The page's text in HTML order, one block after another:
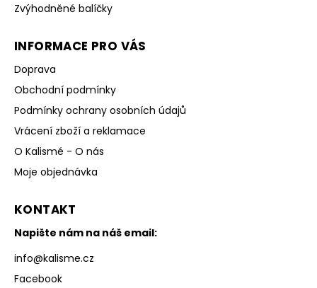
Zvýhodněné balíčky
INFORMACE PRO VÁS
Doprava
Obchodní podmínky
Podmínky ochrany osobních údajů
Vrácení zboží a reklamace
O Kalismé - O nás
Moje objednávka
KONTAKT
Napište nám na náš email:
info@kalisme.cz
Facebook